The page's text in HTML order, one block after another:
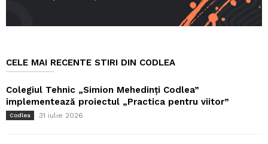
CELE MAI RECENTE STIRI DIN CODLEA
Colegiul Tehnic „Simion Mehedinți Codlea”
implementează proiectul „Practica pentru viitor”
Codlea 31 iulie 2026